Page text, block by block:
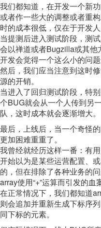
我们都知道，在开发一个新
或者作一些大的调整或者重
时的成本很低，仅在于开发
当提测后进入测试阶段，测
会以禅道或者Bugzilla或其
开发会觉得一个这么小的问
然后，我们应当注意到这时
源的开销。
当进入了回归测试阶段，特
个BUG就会从一个人传到另
队，这时成本就会逐渐增大。
最后，上线后，当一个奇怪
更加困难重重了。
我曾经就经历这样一番：有
开始以为是某些运营配置、
的，但在排除了各种业务的
array使用“+”运算而引发的血
在正常情况下，我们都知道
则会追加并重新生成下标序
同下标的元素。